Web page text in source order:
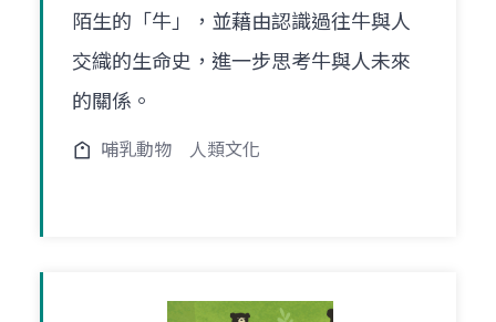
陌生的「牛」，並藉由認識過往牛與人
交織的生命史，進一步思考牛與人未來
的關係。
哺乳動物 人類文化